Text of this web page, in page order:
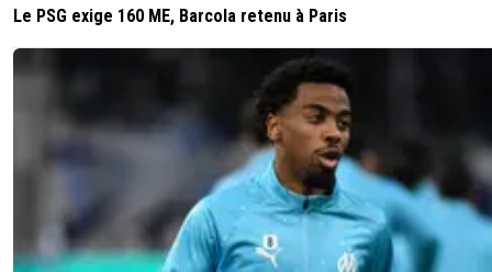
Le PSG exige 160 ME, Barcola retenu à Paris